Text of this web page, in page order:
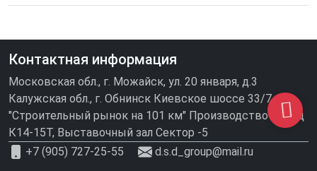
Контактная информация
Московская обл., г. Можайск, ул. 20 января, д.3
Калужская обл., г. Обнинск Киевское шоссе 33/7
"Строительный рынок на 101 км" Производство\склад
К14-15Т, Выставочный зал Сектор -5
+7 (905) 727-25-55
d.s.d_group@mail.ru